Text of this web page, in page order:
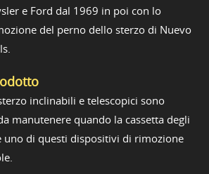
e Ford dal 1969 in poi con lo
del perno dello sterzo di Nuevo
inclinabili e telescopici sono
manutenere quando la cassetta degli
uno di questi dispositivi di rimozione